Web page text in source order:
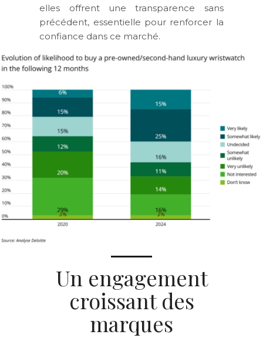
elles offrent une transparence sans
précédent, essentielle pour renforcer la
confiance dans ce marché.
Un engagement
croissant des
marques